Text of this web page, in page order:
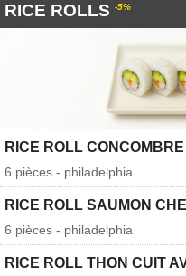
RICE ROLLS -5%
RICE ROLL
6 pièces - philadelphia
RICE ROLL SAUMON
6 pièces - philadelphia
RICE ROLL THON CUIT